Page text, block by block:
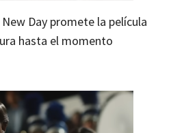
Day promete la película
hasta el momento